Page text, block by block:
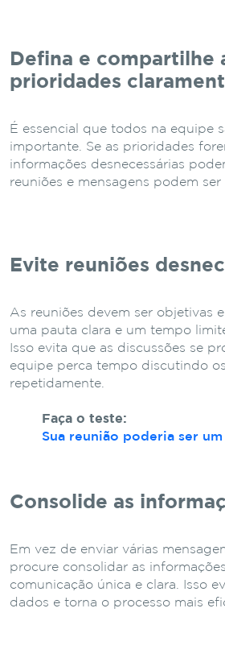
Defina e compartilhe
prioridades
É essencial que todos na equipe
importante. Se as prioridades
informações desnecessárias
reuniões e mensagens podem ser
Evite reuniões
As reuniões devem ser objetivas
uma pauta clara e um tempo
Isso evita que as discussões se
equipe perca tempo discutindo
repetidamente.
Faça o teste:
Sua reunião poderia ser
Consolide as
Em vez de enviar várias
procure consolidar as
comunicação única e clara. Isso
dados e torna o processo mais